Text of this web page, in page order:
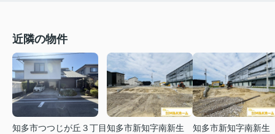
近隣の物件
知多市つつじが丘３丁目知多市新知字南新生
知多市新知字南新生